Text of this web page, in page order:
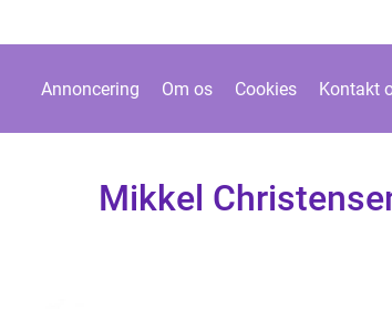
Annoncering Om os Cookies Kontakt
Mikkel